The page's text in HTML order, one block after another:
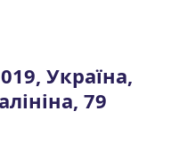
Україна,
79